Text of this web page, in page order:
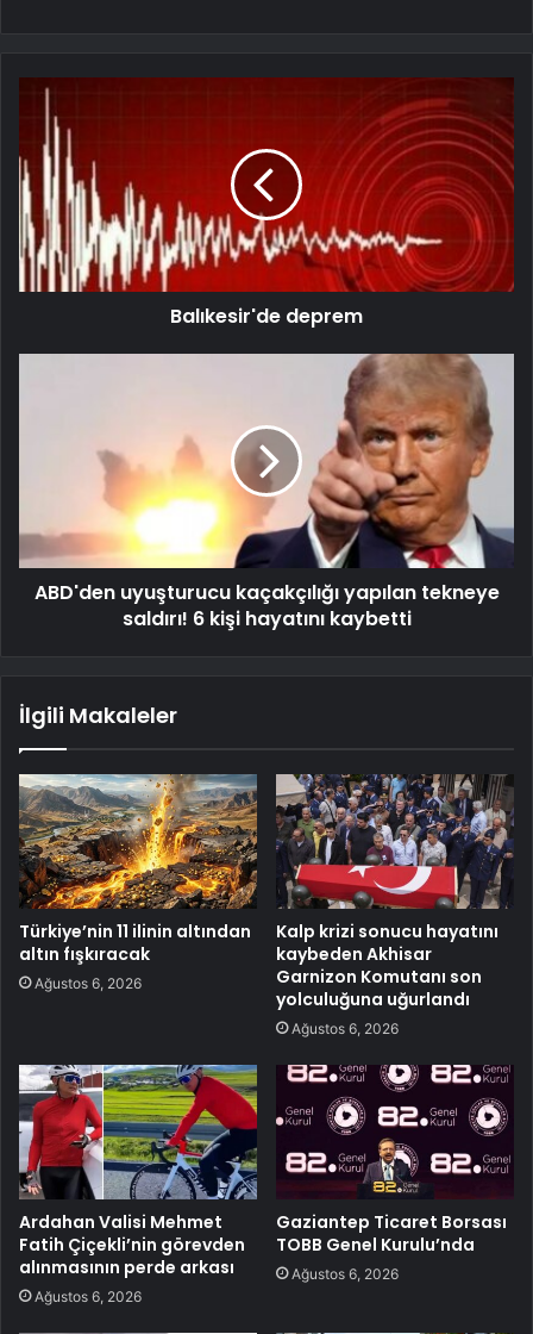
Balıkesir'de deprem
ABD'den uyuşturucu kaçakçılığı yapılan tekneye
saldırı! 6 kişi hayatını kaybetti
İlgili Makaleler
Türkiye’nin 11 ilinin altından
altın fışkıracak
Ağustos 6, 2026
Kalp krizi sonucu hayatını
kaybeden Akhisar
Garnizon Komutanı son
yolculuğuna uğurlandı
Ağustos 6, 2026
Ardahan Valisi Mehmet
Fatih Çiçekli’nin görevden
alınmasının perde arkası
Ağustos 6, 2026
Gaziantep Ticaret Borsası
TOBB Genel Kurulu’nda
Ağustos 6, 2026